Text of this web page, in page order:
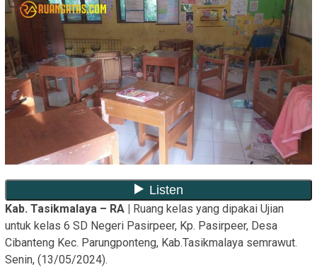
Kab. Tasikmalaya – RA | Ruang kelas yang dipakai Ujian
untuk kelas 6 SD Negeri Pasirpeer, Kp. Pasirpeer, Desa
Cibanteng Kec. Parungponteng, Kab.Tasikmalaya semrawut.
Senin, (13/05/2024).